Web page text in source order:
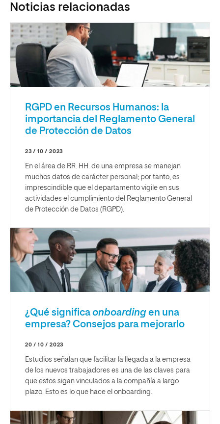
Noticias relacionadas
RGPD en Recursos Humanos: la
importancia del Reglamento General
de Protección de Datos
23 / 10 / 2023
En el área de RR. HH. de una empresa se manejan
muchos datos de carácter personal; por tanto, es
imprescindible que el departamento vigile en sus
actividades el cumplimiento del Reglamento General
de Protección de Datos (RGPD).
¿Qué significa onboardingen una
empresa? Consejos para mejorarlo
20 / 10 / 2023
Estudios señalan que facilitar la llegada a la empresa
de los nuevos trabajadores es una de las claves para
que estos sigan vinculados a la compañía a largo
plazo. Esto es lo que hace el onboarding.